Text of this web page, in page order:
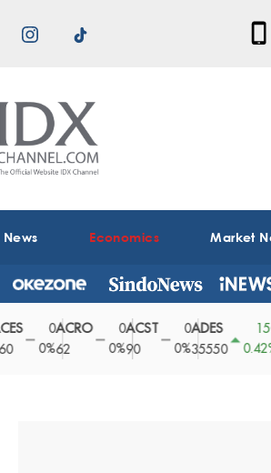
News Economics Market
0
0%
ACRO
0ACST
0
0%
ADES
35550
150
0.42%
ADHI
164